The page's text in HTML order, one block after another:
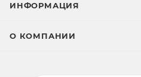
ИНФОРМАЦИЯ
О КОМПАНИИ